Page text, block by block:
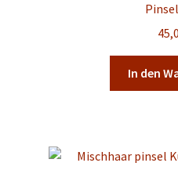
In den